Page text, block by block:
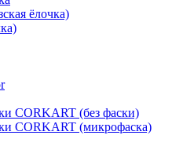
ёлочка)
CORKART (без фаски)
CORKART (микрофаска)